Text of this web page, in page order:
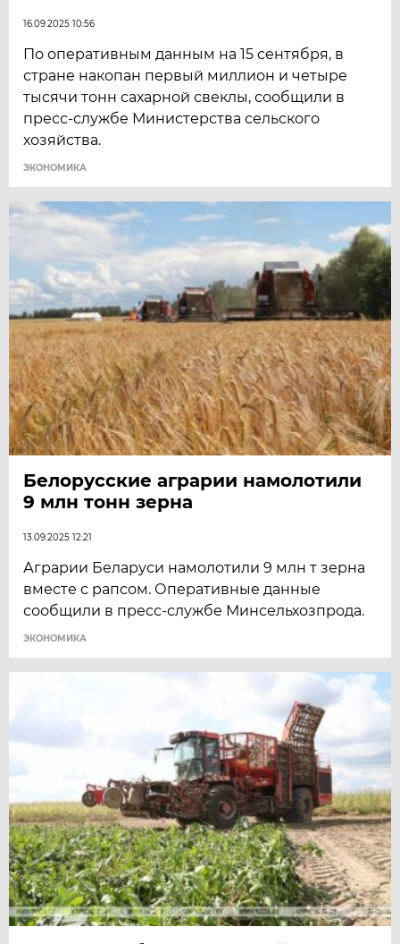
16.09.2025 10:56
По оперативным данным на 15 сентября, в
стране накопан первый миллион и четыре
тысячи тонн сахарной свеклы, сообщили в
пресс-службе Министерства сельского
хозяйства.
ЭКОНОМИКА
Белорусские аграрии намолотили
9 млн тонн зерна
13.09.2025 12:21
Аграрии Беларуси намолотили 9 млн т зерна
вместе с рапсом. Оперативные данные
сообщили в пресс-службе Минсельхозпрода.
ЭКОНОМИКА